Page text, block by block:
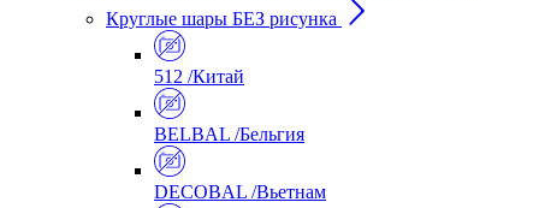
Круглые шары БЕЗ рисунка
512 /Китай
BELBAL /Бельгия
DECOBAL /Вьетнам